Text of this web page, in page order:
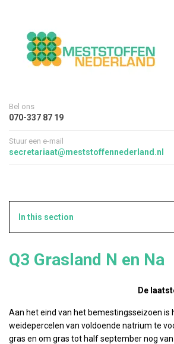
Bel ons
070-337 87 19
Stuur een e-mail
secretariaat@meststoffennederland.nl
In this section
Q3 Grasland N en Na
De
Aan het eind van het bemestingsseizoen is
weidepercelen van voldoende natrium te
gras en om gras tot half september nog